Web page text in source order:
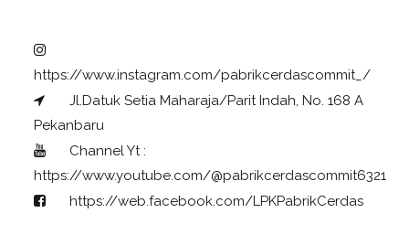
https://www.instagram.com/pabrikcerdascommit_/
Jl.Datuk Setia Maharaja/Parit Indah, No. 168 A
Pekanbaru
Channel Yt :
https://www.youtube.com/@pabrikcerdascommit6321
https://web.facebook.com/LPKPabrikCerdas